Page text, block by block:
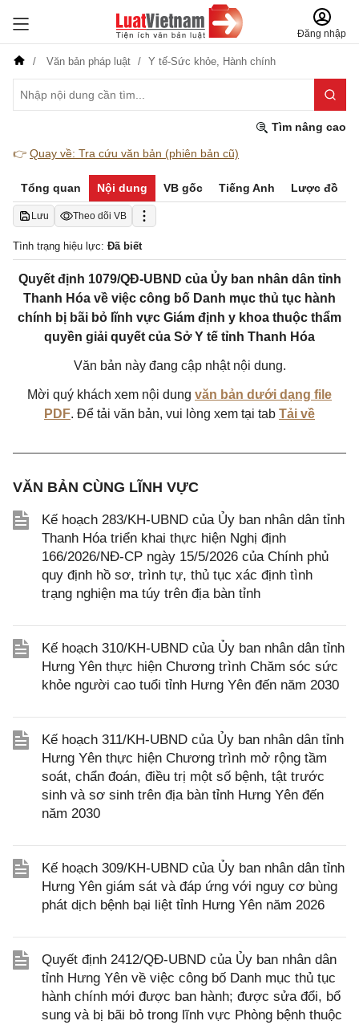
Đăng nhập
Văn bản pháp luật Y tế-Sức khỏe, Hành chính
Tìm nâng cao
👉 Quay về: Tra cứu văn bản (phiên bản cũ)
Tổng quan Nội dung VB gốc Tiếng Anh Lược đồ
Lưu Theo dõi VB
Tình trạng hiệu lực: Đã biết
Quyết định 1079/QĐ-UBND của Ủy ban nhân dân tỉnh
Thanh Hóa về việc công bố Danh mục thủ tục hành
chính bị bãi bỏ lĩnh vực Giám định y khoa thuộc thẩm
quyền giải quyết của Sở Y tế tỉnh Thanh Hóa
Văn bản này đang cập nhật nội dung.
Mời quý khách xem nội dung văn bản dưới dạng file
PDF. Để tải văn bản, vui lòng xem tại tab Tải về
VĂN BẢN CÙNG LĨNH VỰC
Kế hoạch 283/KH-UBND của Ủy ban nhân dân tỉnh
Thanh Hóa triển khai thực hiện Nghị định
166/2026/NĐ-CP ngày 15/5/2026 của Chính phủ
quy định hồ sơ, trình tự, thủ tục xác định tình
trạng nghiện ma túy trên địa bàn tỉnh
Kế hoạch 310/KH-UBND của Ủy ban nhân dân tỉnh
Hưng Yên thực hiện Chương trình Chăm sóc sức
khỏe người cao tuổi tỉnh Hưng Yên đến năm 2030
Kế hoạch 311/KH-UBND của Ủy ban nhân dân tỉnh
Hưng Yên thực hiện Chương trình mở rộng tầm
soát, chẩn đoán, điều trị một số bệnh, tật trước
sinh và sơ sinh trên địa bàn tỉnh Hưng Yên đến
năm 2030
Kế hoạch 309/KH-UBND của Ủy ban nhân dân tỉnh
Hưng Yên giám sát và đáp ứng với nguy cơ bùng
phát dịch bệnh bại liệt tỉnh Hưng Yên năm 2026
Quyết định 2412/QĐ-UBND của Ủy ban nhân dân
tỉnh Hưng Yên về việc công bố Danh mục thủ tục
hành chính mới được ban hành; được sửa đổi, bổ
sung và bị bãi bỏ trong lĩnh vực Phòng bệnh thuộc